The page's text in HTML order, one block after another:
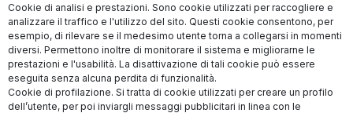
Cookie di analisi e prestazioni. Sono cookie utilizzati per raccogliere e
analizzare il traffico e l'utilizzo del sito. Questi cookie consentono, per
esempio, di rilevare se il medesimo utente torna a collegarsi in momenti
diversi. Permettono inoltre di monitorare il sistema e migliorarne le
prestazioni e l'usabilità. La disattivazione di tali cookie può essere
eseguita senza alcuna perdita di funzionalità.
Cookie di profilazione. Si tratta di cookie utilizzati per creare un profilo
dell’utente, per poi inviargli messaggi pubblicitari in linea con le